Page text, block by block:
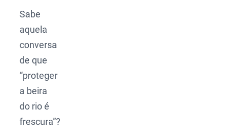
Sabe
aquela
conversa
de que
“proteger
a beira
do rio é
frescura”?